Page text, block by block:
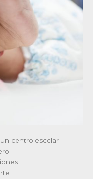
centro escolar